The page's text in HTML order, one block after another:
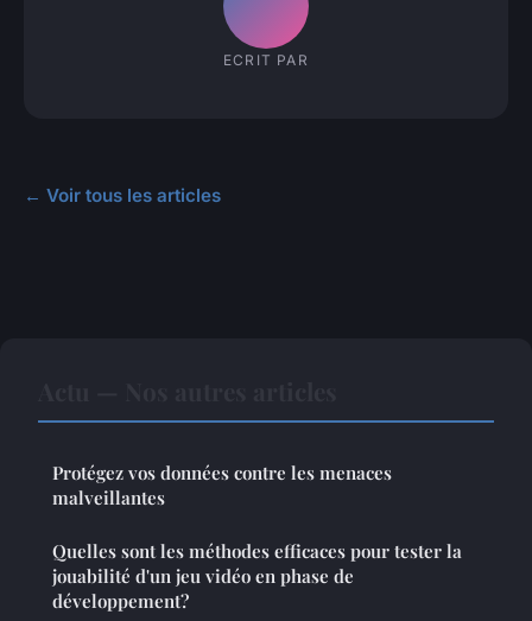
ECRIT PAR
← Voir tous les articles
Protégez vos données contre les menaces
malveillantes
Quelles sont les méthodes efficaces pour tester la
jouabilité d'un jeu vidéo en phase de
développement?